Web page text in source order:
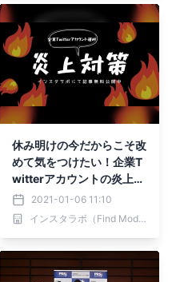
休み明けの今だからこそ改
めて気をつけたい！企業T
witterアカウントの炎上防
止対策2021-01-06 11:10
インスタラボ（Find Model）